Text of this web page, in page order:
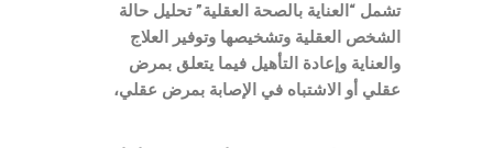
تشمل “العناية بالصحة العقلية” تحليل حالة
الشخص العقلية وتشخيصها وتوفير العلاج
والعناية وإعادة التأهيل فيما يتعلق بمرض
عقلي أو الاشتباه في الإصابة بمرض عقلي،